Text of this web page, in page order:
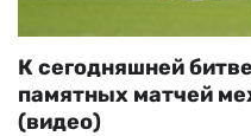
К сегодняшней
памятных матчей
(видео)